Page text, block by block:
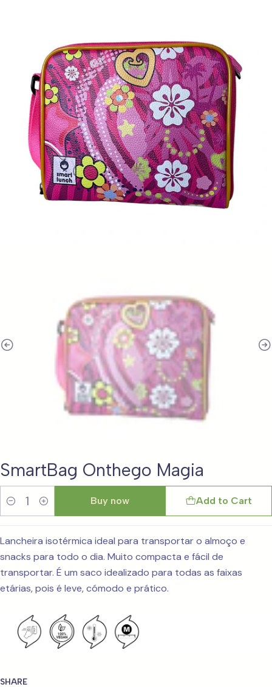
SmartBag Onthego Magia
Quantity
Add to Cart
Buy now
Lancheira isotérmica ideal para transportar o almoço e
snacks para todo o dia. Muito compacta e fácil de
transportar. É um saco idealizado para todas as faixas
etárias, pois é leve, cómodo e prático.
SHARE